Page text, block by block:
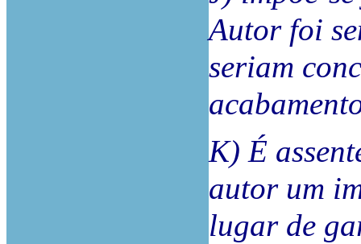
Autor foi
seriam
K) É
autor um
lugar de